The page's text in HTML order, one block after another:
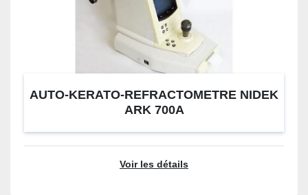
AUTO-KERATO-REFRACTOMETRE NIDEK
ARK 700A
Voir les détails